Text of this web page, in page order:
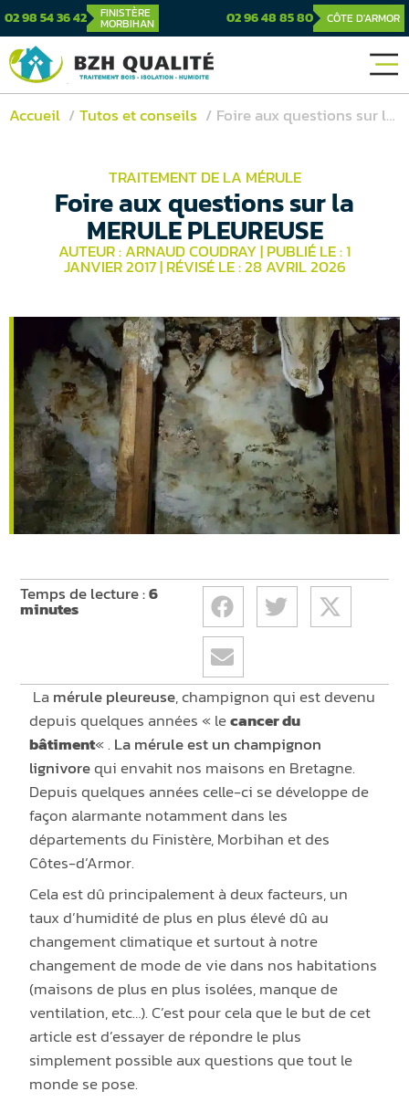
02 98 54 36 42 FINISTÈRE
MORBIHAN 02 96 48 85 80 CÔTE D'ARMOR
Accueil Tutos et conseils Foire aux questions sur la MERULE PLEUREUSE
TRAITEMENT DE LA MÉRULE
Foire aux questions sur la
MERULE PLEUREUSE
AUTEUR : ARNAUD COUDRAY|PUBLIÉ LE : 1
JANVIER 2017|RÉVISÉ LE : 28 AVRIL 2026
Temps de lecture :6
minutes
La mérule pleureuse, champignon qui est devenu
depuis quelques années « lecancer du
bâtiment« . La mérule est un champignon
lignivorequi envahit nos maisons en Bretagne.
Depuis quelques années celle-ci se développe de
façon alarmante notamment dans les
départements du Finistère, Morbihan et des
Côtes-d’Armor.
Cela est dû principalement à deux facteurs, un
taux d’humidité de plus en plus élevé dû au
changement climatique et surtout à notre
changement de mode de vie dans nos habitations
(maisons de plus en plus isolées, manque de
ventilation, etc…). C’est pour cela que le but de cet
article est d’essayer de répondre le plus
simplement possible aux questions que tout le
monde se pose.